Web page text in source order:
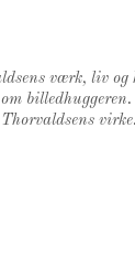
værk, liv og
billedhuggeren.
virke.